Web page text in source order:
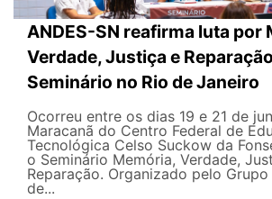
ANDES-SN reafirma luta por
Verdade, Justiça e
Seminário no Rio de Janeiro
Ocorreu entre os dias 19 e 21 de
Maracanã do Centro Federal de
Tecnológica Celso Suckow da
o Seminário Memória, Verdade,
Reparação. Organizado pelo
de...